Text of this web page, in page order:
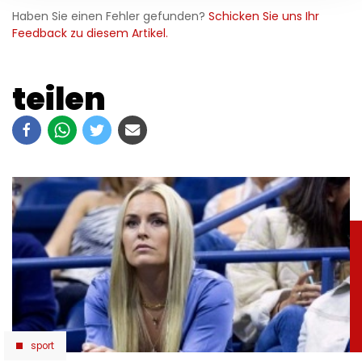
Haben Sie einen Fehler gefunden? Schicken Sie uns Ihr
Feedback zu diesem Artikel.
teilen
sport